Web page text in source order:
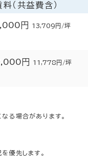
料（共益費含）
円 13,709円/坪
円 11,778円/坪
る場合があります。
優先します。